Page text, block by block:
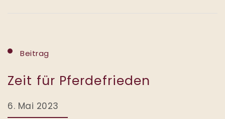
Beitrag
Zeit für Pferdefrieden
6. Mai 2023